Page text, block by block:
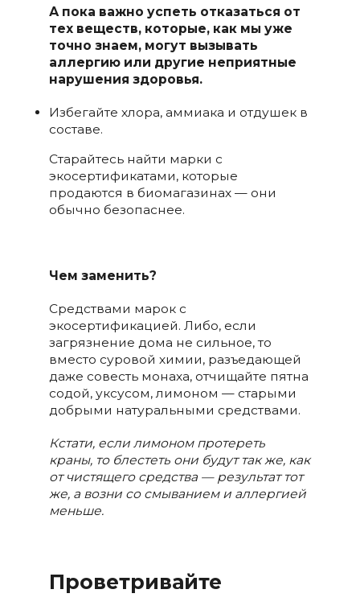
А пока важно успеть отказаться от
тех веществ, которые, как мы уже
точно знаем, могут вызывать
аллергию или другие неприятные
нарушения здоровья.
Избегайте хлора, аммиака и отдушек в
составе.
Старайтесь найти марки с
экосертификатами, которые
продаются в биомагазинах — они
обычно безопаснее.
Чем заменить?
Средствами марок с
экосертификацией. Либо, если
загрязнение дома не сильное, то
вместо суровой химии, разъедающей
даже совесть монаха, отчищайте пятна
содой, уксусом, лимоном — старыми
добрыми натуральными средствами.
Кстати, если лимоном протереть
краны, то блестеть они будут так же, как
от чистящего средства — результат тот
же, а возни со смыванием и аллергией
меньше.
Проветривайте